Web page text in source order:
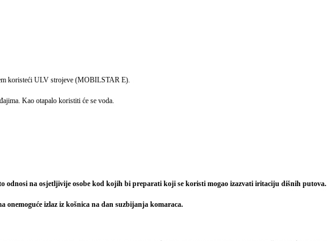
koristeći ULV strojeve (MOBILSTAR E).
Kao otapalo koristiti će se voda.
odnosi na osjetljivije osobe kod kojih bi preparati koji se koristi mogao izazvati iritaciju dišnih putova.
onemoguće izlaz iz košnica na dan suzbijanja komaraca.